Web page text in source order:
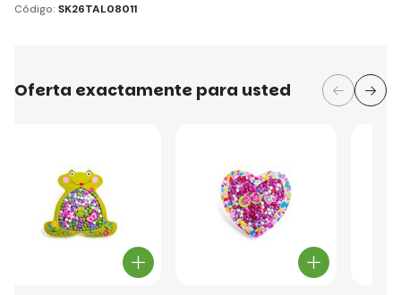
Código: SK26TAL08011
Oferta exactamente para usted